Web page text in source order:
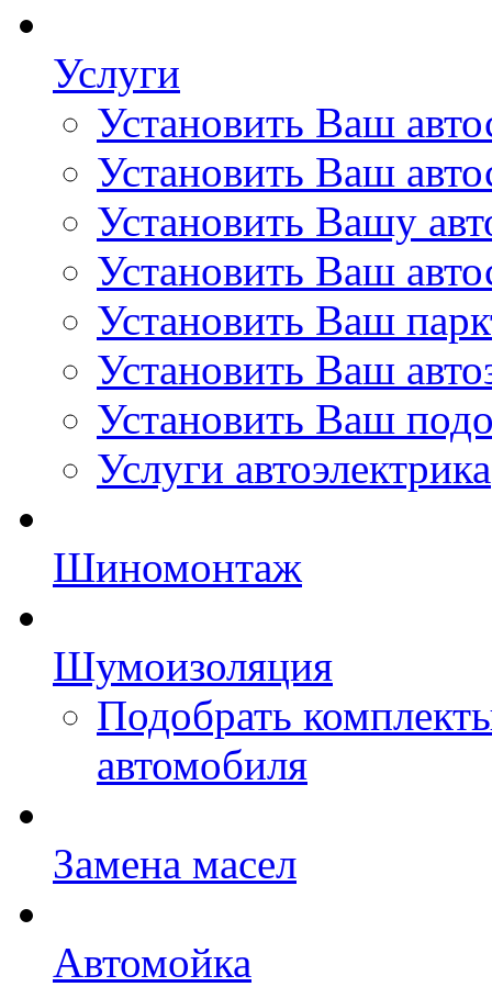
Услуги
Установить Ваш
Установить Ваш
Установить Вашу
Установить Ваш
Установить Ваш
Установить Ваш
Установить Ваш
Услуги автоэлектрика
Шиномонтаж
Шумоизоляция
Подобрать
автомобиля
Замена масел
Автомойка